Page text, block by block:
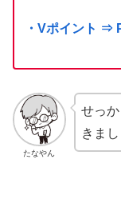
・Vポイント ⇒
たなやん
せっ
きまし